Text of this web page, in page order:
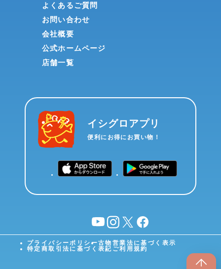
よくあるご質問
お問い合わせ
会社概要
公式ホームページ
店舗一覧
イシグロアプリ
便利にお得にお買い物！
YouTubeinstagram
X facebook
プライバシーポリシー古物営業法に基づく表示
特定商取引法に基づく表記 ご利用規約